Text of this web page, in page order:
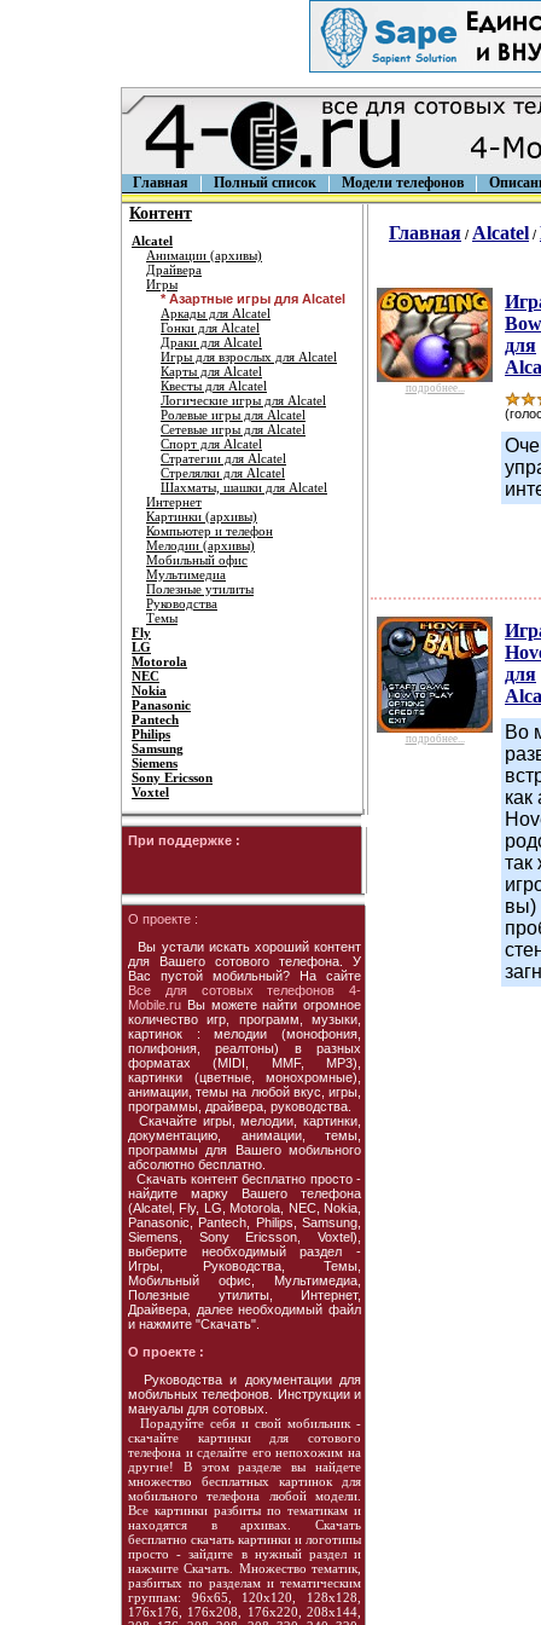
Главная Полный список Модели телефонов
Контент
Alcatel
Анимации (архивы)
Драйвера
Игры
* Азартные игры для Alcatel
Аркады для Alcatel
Гонки для Alcatel
Драки для Alcatel
Игры для взрослых для Alcatel
Карты для Alcatel
Квесты для Alcatel
Логические игры для Alcatel
Ролевые игры для Alcatel
Сетевые игры для Alcatel
Спорт для Alcatel
Стратегии для Alcatel
Стрелялки для Alcatel
Шахматы, шашки для Alcatel
Интернет
Картинки (архивы)
Компьютер и телефон
Мелодии (архивы)
Мобильный офис
Мультимедиа
Полезные утилиты
Руководства
Темы
Fly
LG
Motorola
NEC
Nokia
Panasonic
Pantech
Philips
Samsung
Siemens
Sony Ericsson
Voxtel
При поддержке :
О проекте :
Вы устали искать хороший контент
для Вашего сотового телефона. У
Вас пустой мобильный? На сайте
Все для сотовых телефонов 4-
Mobile.ru Вы можете найти огромное
количество игр, программ, музыки,
картинок : мелодии (монофония,
полифония, реалтоны) в разных
форматах (MIDI, MMF, MP3),
картинки (цветные, монохромные),
анимации, темы на любой вкус, игры,
программы, драйвера, руководства.
Скачайте игры, мелодии, картинки,
документацию, анимации, темы,
программы для Вашего мобильного
абсолютно бесплатно.
Скачать контент бесплатно просто -
найдите марку Вашего телефона
(Alcatel, Fly, LG, Motorola, NEC, Nokia,
Panasonic, Pantech, Philips, Samsung,
Siemens, Sony Ericsson, Voxtel),
выберите необходимый раздел -
Игры, Руководства, Темы,
Мобильный офис, Мультимедиа,
Полезные утилиты, Интернет,
Драйвера, далее необходимый файл
и нажмите "Скачать".
О проекте :
Руководства и документации для
мобильных телефонов. Инструкции и
мануалы для сотовых.
Порадуйте себя и свой мобильник -
скачайте картинки для сотового
телефона и сделайте его непохожим на
другие! В этом разделе вы найдете
множество бесплатных картинок для
мобильного телефона любой модели.
Все картинки разбиты по тематикам и
находятся в архивах. Скачать
бесплатно скачать картинки и логотипы
просто - зайдите в нужный раздел и
нажмите Скачать. Множество тематик,
разбитых по разделам и тематическим
группам: 96х65, 120х120, 128х128,
176х176, 176х208, 176х220, 208х144,
Главная / Alcatel /
подробнее...
для
подробнее...
для
Во
как
так
вы)